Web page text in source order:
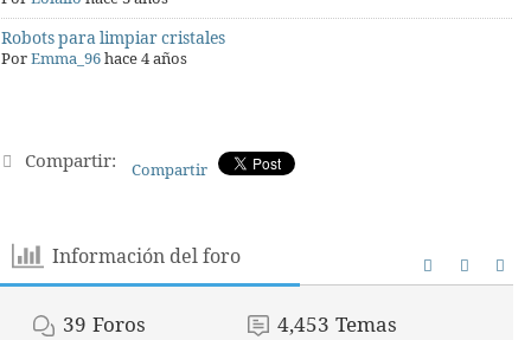
Robots para limpiar cristales
PorEmma_96hace 4 años
Compartir: Compartir
Información del foro
39 Foros 4,453 Temas